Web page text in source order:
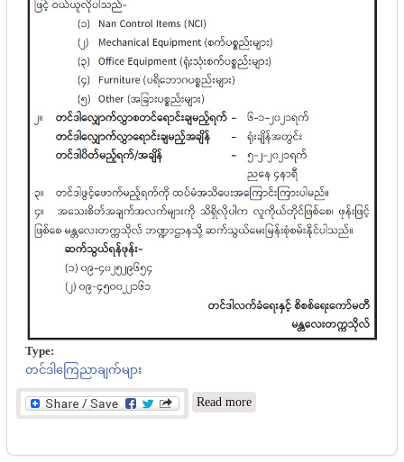
Type:
တင်ဒါကြေညာချက်များ
Read more about မန္တလေးတက္ကသိုလ်
အိတ်ဖွင့်တင်ဒါခေါ်ယူခြင်း